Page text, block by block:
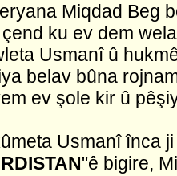
Miqdad Beg
ku ev dem
Usmanî û
belav bûna
ev şole kir û
Usmanî înca
"ê bigire,